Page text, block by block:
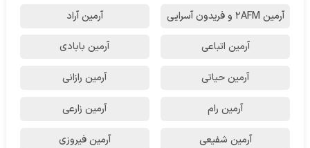
آرمین 2AFM و فریدون آسرایی آرمین آراد
آرمین اتباعی آرمین بابادی
آرمین حیاتی آرمین رازانی
آرمین رام آرمین زارعی
آرمین شفیعی آرمین فیروزی